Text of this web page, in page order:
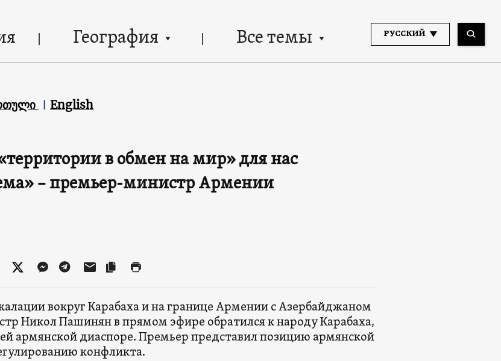
География Все темы РУССКИЙ
English
в обмен на мир» для нас
– премьер-министр Армении
вокруг Карабаха и на границе Армении с Азербайджаном
Никол Пашинян в прямом эфире обратился к народу Карабаха,
армянской диаспоре. Премьер представил позицию армянской
конфликта.